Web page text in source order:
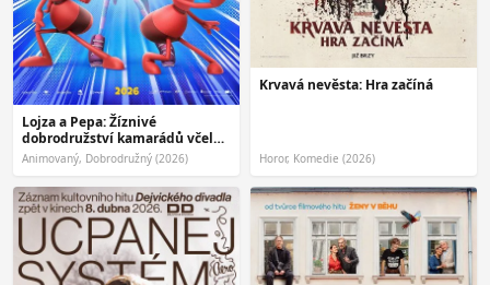
Lojza a Pepa: Žíznivé
dobrodružství kamarádů včelky
Máji
Animovaný, Dobrodružný (2026)
Krvavá nevěsta: Hra začíná
Horor, Komedie (2026)